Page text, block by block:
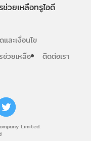
Limited.
ช่วยเหลือทรูไอดี
ละเงื่อนไข
ช่วยเหลือ ติดต่อเรา